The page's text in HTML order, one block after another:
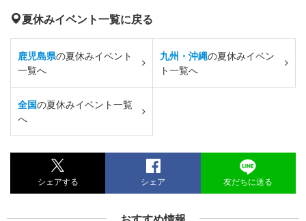
夏休みイベント一覧に戻る
鹿児島県の夏休みイベント
一覧へ
九州・沖縄の夏休みイベン
ト一覧へ
全国の夏休みイベント一覧
へ
シェアする シェア 友だちに送る